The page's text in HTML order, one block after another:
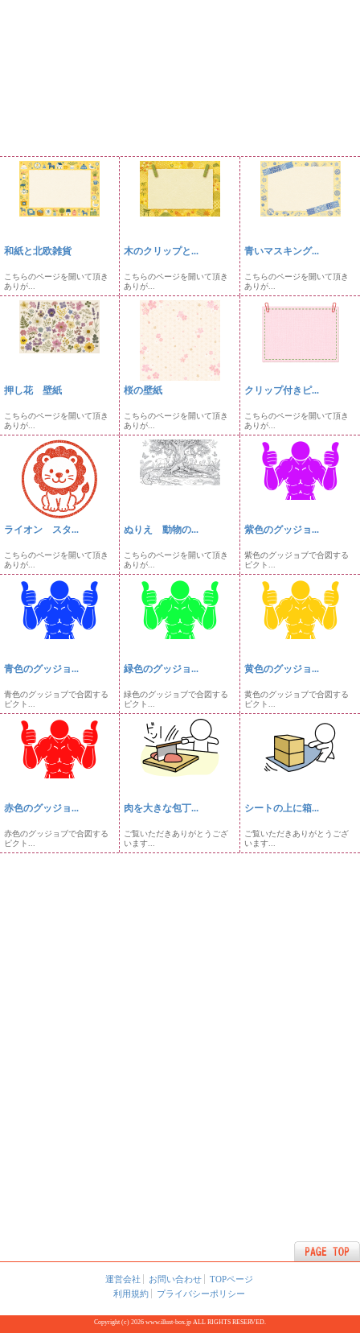
和紙と北欧雑貨
こちらのページを開いて頂き
ありが...
木のクリップと...
こちらのページを開いて頂き
ありが...
青いマスキング...
こちらのページを開いて頂き
ありが...
押し花 壁紙
こちらのページを開いて頂き
ありが...
桜の壁紙
こちらのページを開いて頂き
ありが...
クリップ付きピ...
こちらのページを開いて頂き
ありが...
ライオン スタ...
こちらのページを開いて頂き
ありが...
ぬりえ 動物の...
こちらのページを開いて頂き
ありが...
紫色のグッジョ...
紫色のグッジョブで合図する
ピクト...
青色のグッジョ...
青色のグッジョブで合図する
ピクト...
緑色のグッジョ...
緑色のグッジョブで合図する
ピクト...
黄色のグッジョ...
黄色のグッジョブで合図する
ピクト...
赤色のグッジョ...
赤色のグッジョブで合図する
ピクト...
肉を大きな包丁...
ご覧いただきありがとうござ
います...
シートの上に箱...
ご覧いただきありがとうござ
います...
運営会社 お問い合わせ
TOPページ
利用規約
プライバシーポリシー
Copyright (c) 2026 www.illust-box.jp ALL RIGHTS RESERVED.